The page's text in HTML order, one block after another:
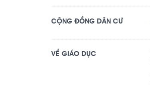
CỘNG ĐỒNG DÂN CƯ
VỀ GIÁO DỤC